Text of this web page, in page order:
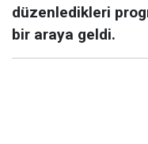
düzenledikleri
bir araya geldi.